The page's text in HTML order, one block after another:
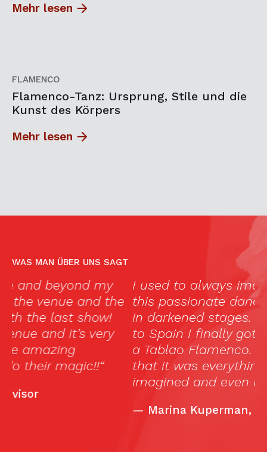
Mehr lesen
FLAMENCO
Flamenco-Tanz: Ursprung, Stile und die
Kunst des Körpers
Mehr lesen
WAS MAN ÜBER UNS SAGT
I used to always imagine flamenco as
this passionate dance that took place
in darkened stages. During a recent trip
to Spain I finally got the chance to visit
a Tablao Flamenco. I was happy to see
that it was everything I always
imagined and even more.
Marina Kuperman, travelingmom.com